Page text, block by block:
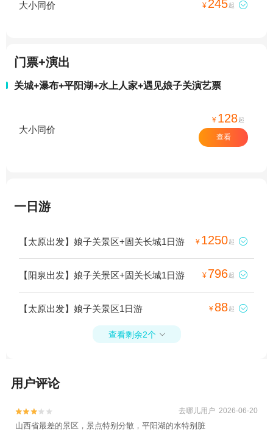
大小同价 ¥ 245起 
门票+演出
关城+瀑布+平阳湖+水上人家+遇见娘子关演艺票
大小同价
¥ 128起
查看
一日游
【太原出发】娘子关景区+固关长城1日游 ¥ 1250起 
【阳泉出发】娘子关景区+固关长城1日游 ¥ 796起 
【太原出发】娘子关景区1日游 ¥ 88起 
查看剩余2个 
用户评论

 去哪儿用户 2026-06-20
山西省最差的景区，景点特别分散，平阳湖的水特别脏